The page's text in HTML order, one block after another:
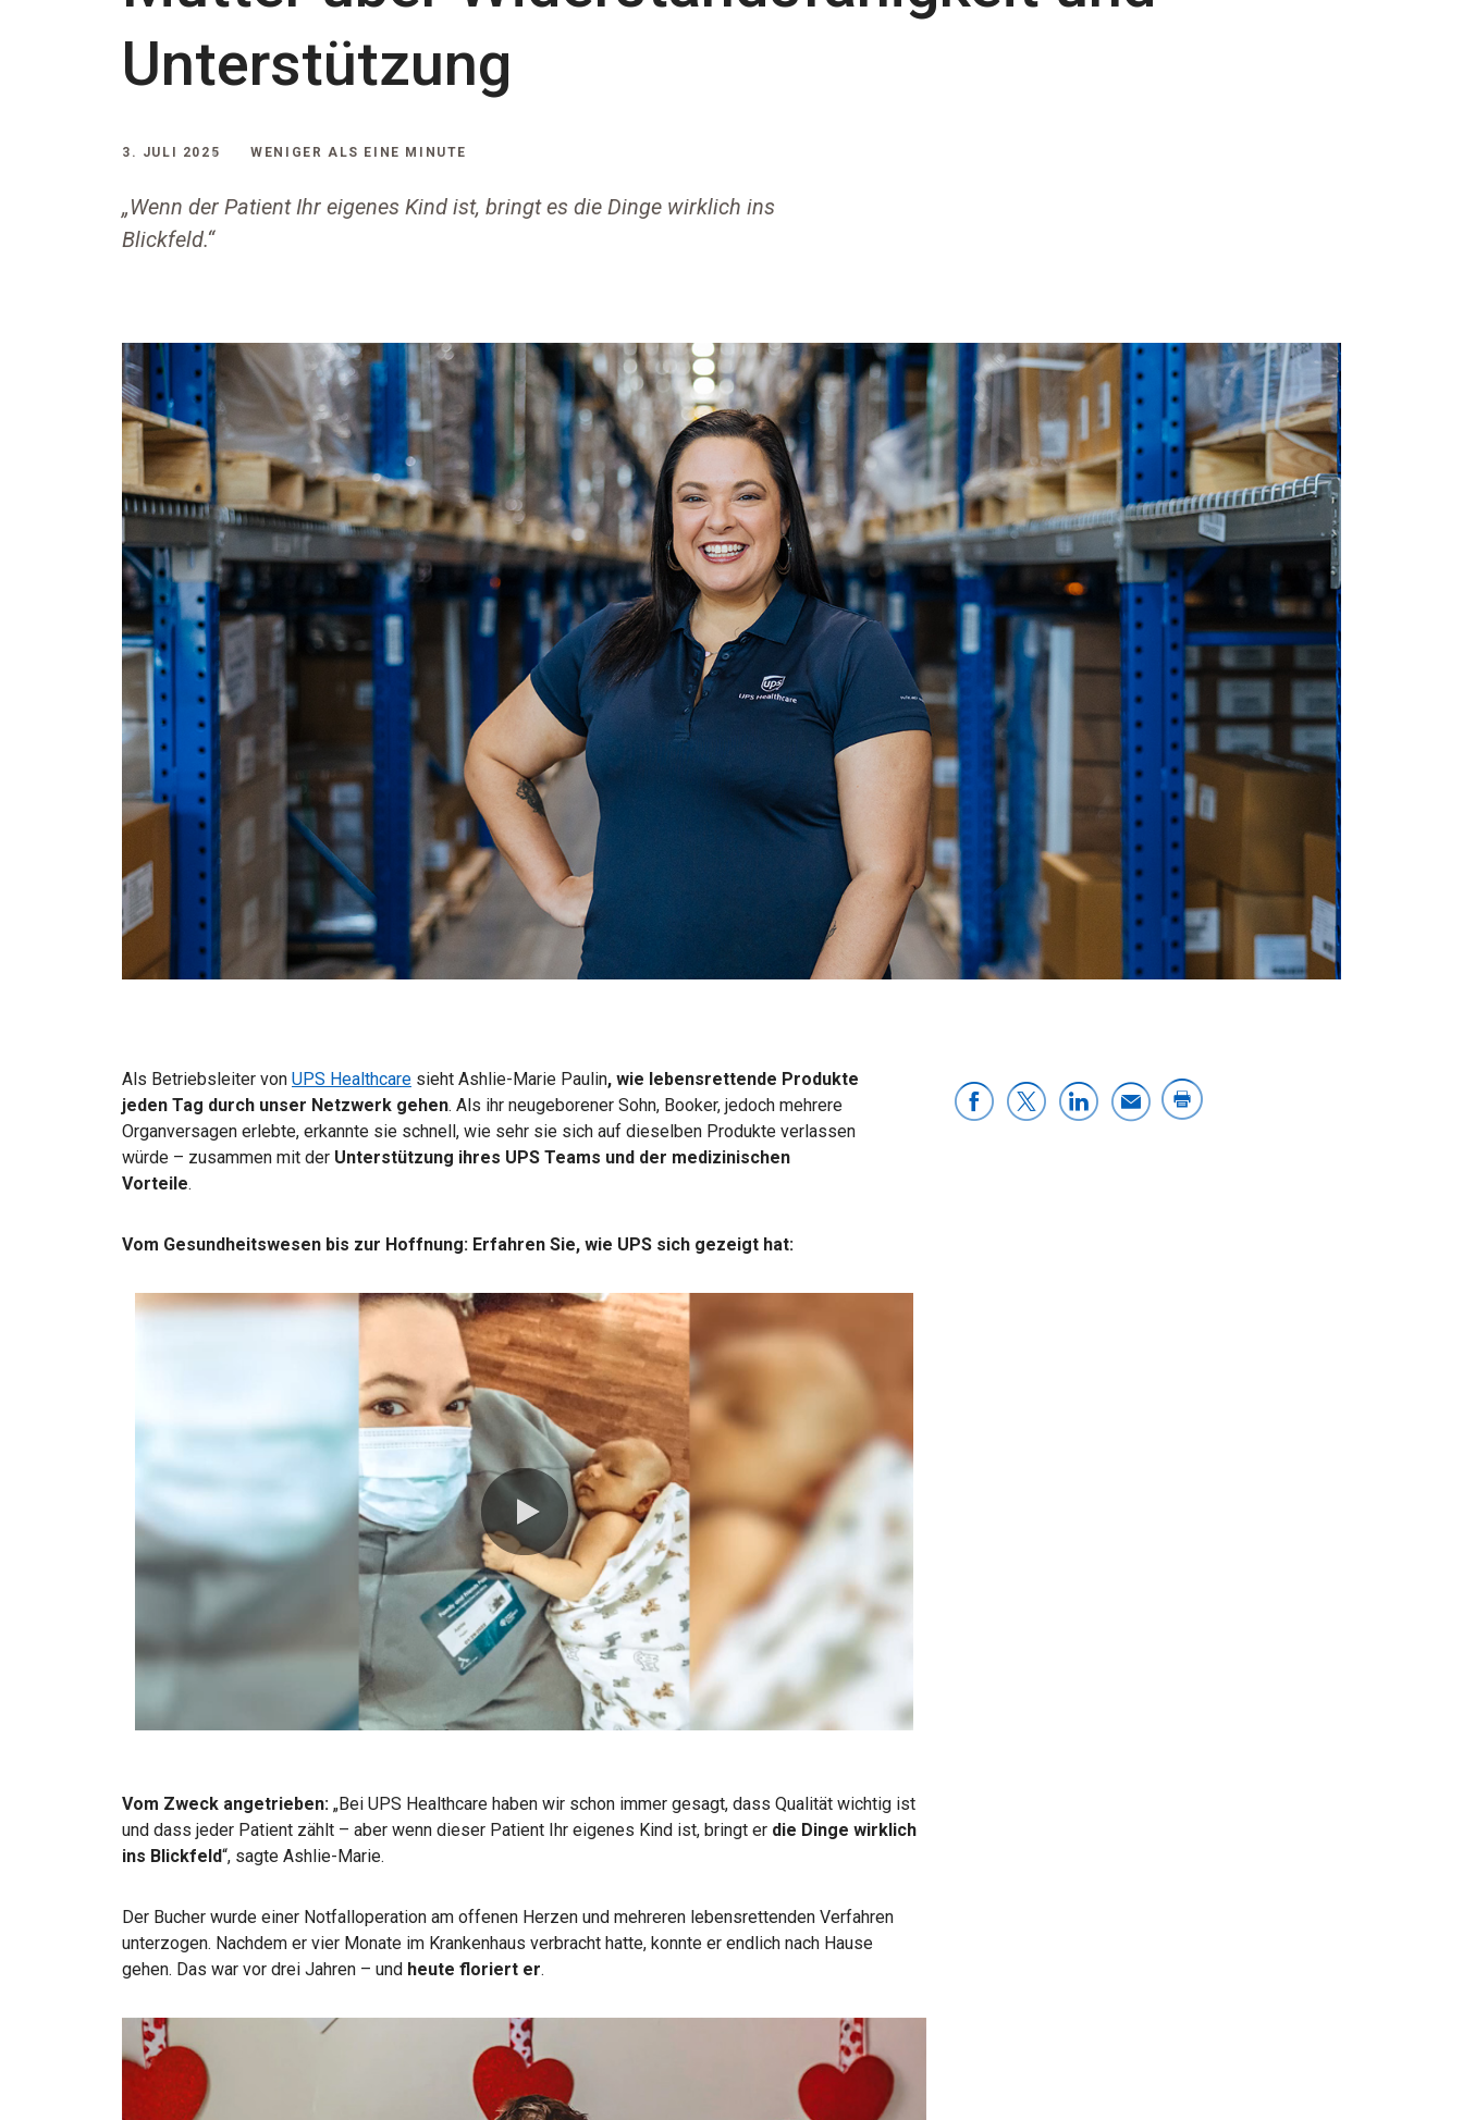
Unterstützung
3. JULI 2025 WENIGER ALS EINE MINUTE
„Wenn der Patient Ihr eigenes Kind ist, bringt es die Dinge wirklich ins
Blickfeld.“
Als Betriebsleiter von UPS Healthcare sieht Ashlie-Marie Paulin, wie lebensrettende Produkte
jeden Tag durch unser Netzwerk gehen. Als ihr neugeborener Sohn, Booker, jedoch mehrere
Organversagen erlebte, erkannte sie schnell, wie sehr sie sich auf dieselben Produkte verlassen
würde – zusammen mit der Unterstützung ihres UPS Teams und der medizinischen
Vorteile.
Vom Gesundheitswesen bis zur Hoffnung: Erfahren Sie, wie UPS sich gezeigt hat:
Vom Zweck angetrieben: „Bei UPS Healthcare haben wir schon immer gesagt, dass Qualität wichtig ist
und dass jeder Patient zählt – aber wenn dieser Patient Ihr eigenes Kind ist, bringt er die Dinge wirklich
ins Blickfeld“, sagte Ashlie-Marie.
Der Bucher wurde einer Notfalloperation am offenen Herzen und mehreren lebensrettenden Verfahren
unterzogen. Nachdem er vier Monate im Krankenhaus verbracht hatte, konnte er endlich nach Hause
gehen. Das war vor drei Jahren – und heute floriert er.